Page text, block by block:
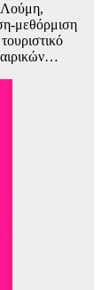
Λούμη,
μεθόρμιση